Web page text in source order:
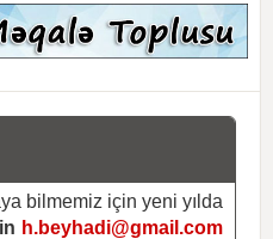
bilmemiz için yeni yılda
h.beyhadi@gmail.com